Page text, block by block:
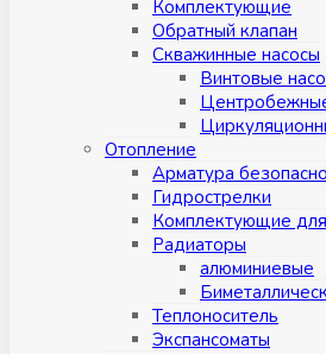
Комплектующие
Обратный клапан
Скважинные насосы
Винтовые
Отопление
Арматура
Гидрострелки
Комплектующие
Радиаторы
алюминиевые
Теплоноситель
Экспансоматы